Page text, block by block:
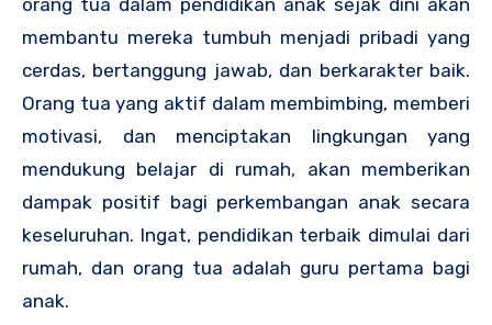
orang tua dalam pendidikan anak sejak dini akan
membantu mereka tumbuh menjadi pribadi yang
cerdas, bertanggung jawab, dan berkarakter baik.
Orang tua yang aktif dalam membimbing, memberi
motivasi, dan menciptakan lingkungan yang
mendukung belajar di rumah, akan memberikan
dampak positif bagi perkembangan anak secara
keseluruhan. Ingat, pendidikan terbaik dimulai dari
rumah, dan orang tua adalah guru pertama bagi
anak.